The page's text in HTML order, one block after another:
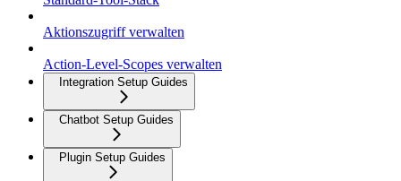
Aktionszugriff verwalten
Action-Level-Scopes verwalten
Integration Setup Guides
Chatbot Setup Guides
Plugin Setup Guides